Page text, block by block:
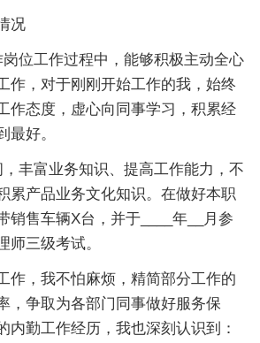
况
工作过程中，能够积极主动全心
作，对于刚刚开始工作的我，始终
作态度，虚心向同事学习，积累经
最好。
富业务知识、提高工作能力，不
累产品业务文化知识。在做好本职
销售车辆X台，并于____年__月参
师三级考试。
，我不怕麻烦，精简部分工作的
，争取为各部门同事做好服务保
内勤工作经历，我也深刻认识到：